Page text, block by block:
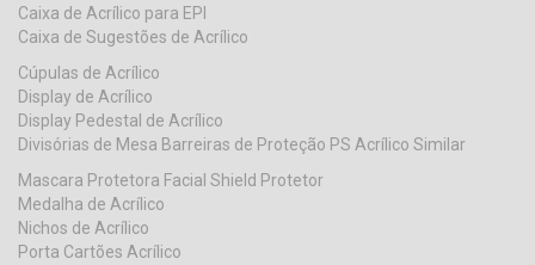
Caixa de Acrílico para EPI
Caixa de Sugestões de Acrílico
Cúpulas de Acrílico
Display de Acrílico
Display Pedestal de Acrílico
Divisórias de Mesa Barreiras de Proteção PS Acrílico Similar
Mascara Protetora Facial Shield Protetor
Medalha de Acrílico
Nichos de Acrílico
Porta Cartões Acrílico